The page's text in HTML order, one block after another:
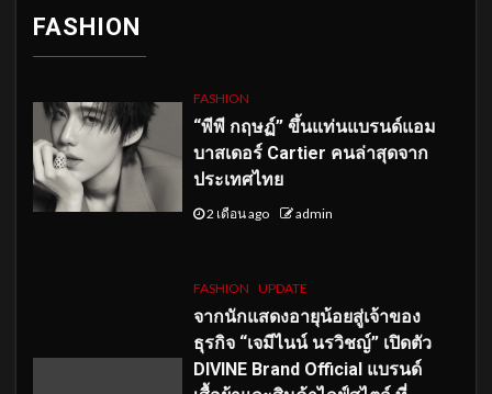
FASHION
FASHION
“พีพี กฤษฏ์” ขึ้นแท่นแบรนด์แอม
บาสเดอร์ Cartier คนล่าสุดจาก
ประเทศไทย
2 เดือน ago admin
FASHION UPDATE
จากนักแสดงอายุน้อยสู่เจ้าของ
ธุรกิจ “เจมีไนน์ นรวิชญ์” เปิดตัว
DIVINE Brand Official แบรนด์